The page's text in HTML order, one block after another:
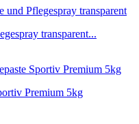
transparent...
Premium 5kg